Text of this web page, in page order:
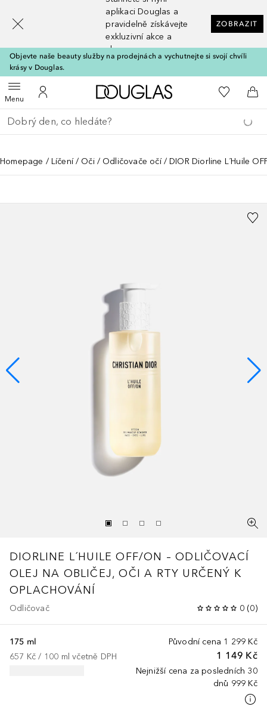
aplikaci Douglas a
pravidelně získávejte
exkluzivní akce a
slevy
ZOBRAZIT
Objevte naše beauty služby na prodejnách a vychutnejte si svojí chvíli
krásy v Douglas.
MenuOtevřít menuK mému účtu
Domů K mému
Do
Vraťte se
Proveďte vyhledávání
Homepage Líčení Oči Odličovače očí DIOR Diorline L´Huile
DIORLINE L´HUILE OFF/ON – ODLIČOVACÍ
OLEJ NA OBLIČEJ, OČI A RTY URČENÝ K
OPLACHOVÁNÍ
Odličovač 0 (0)
Původní cena 1 299 Kč
1 149 Kč
Nejnižší cena za posledních 30
dnů 999 Kč
175 ml
657 Kč / 100 ml včetně DPH
[navigation.slideout.screenreader]